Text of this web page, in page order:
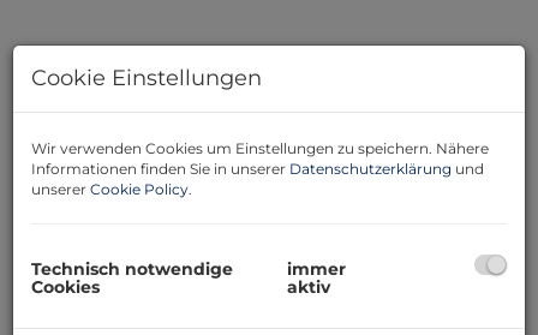
Beschreibung
Nutzfläche. Durch normale Fenster sowie Dachfenster
bietet die Einheit eine helle und angenehme
Cookie Einstellungen
Wir verwenden Cookies um Einstellungen zu speichern. Nähere
Informationen finden Sie in unserer Datenschutzerklärung und
unserer Cookie Policy.
Technisch notwendige
Cookies
immer
aktiv